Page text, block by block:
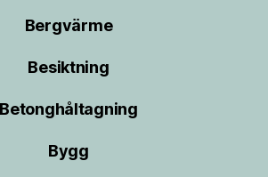
Bergvärme
Besiktning
Betonghåltagning
Bygg